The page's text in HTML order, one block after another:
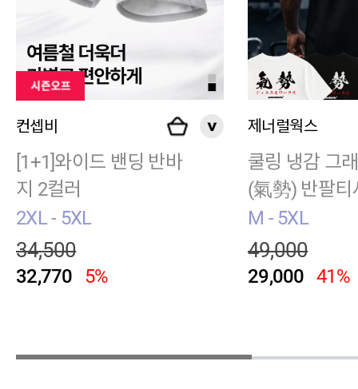
컨셉비
[1+1]와이드 밴딩 반바
지 2컬러
2XL - 5XL
34,500
32,770 5%
제너럴웍스
쿨링 냉감 그
(氣勢) 반팔티
러 BC006
M - 5XL
49,000
29,000 41%